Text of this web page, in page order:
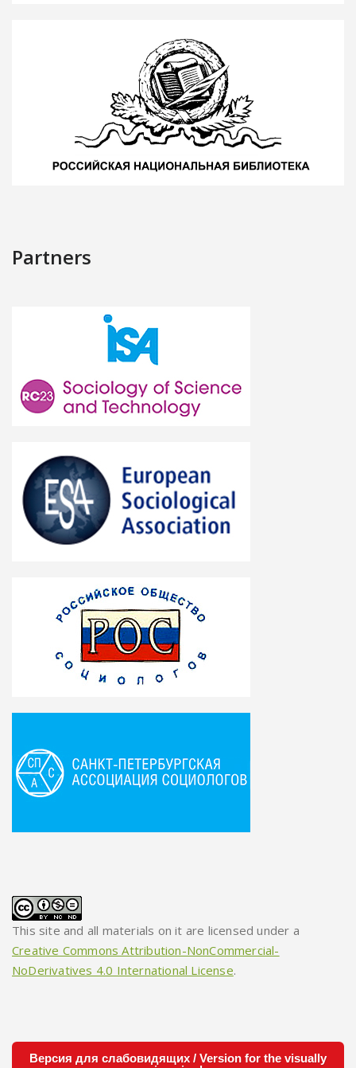
Partners
This site and all materials on it are licensed under a
Creative Commons Attribution-NonCommercial-
NoDerivatives 4.0 International License.
Версия для слабовидящих / Version for the visually